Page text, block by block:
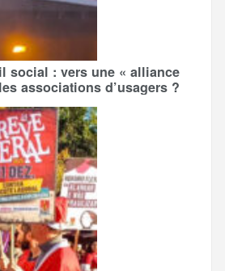
social : vers une « alliance
associations d’usagers ?